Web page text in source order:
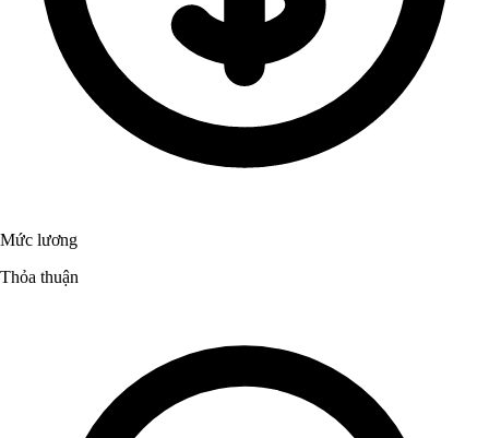
Mức lương
Thỏa thuận